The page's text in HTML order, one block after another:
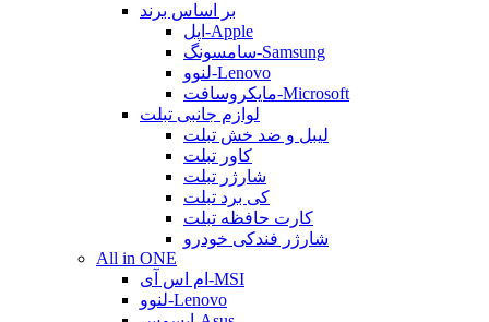
بر اساس برند
اپل-Apple
سامسونگ-Samsung
لنوو-Lenovo
مایکروسافت-Microsoft
لوازم جانبی تبلت
لیبل و ضد خش تبلت
کاور تبلت
شارژر تبلت
کی برد تبلت
کارت حافظه تبلت
شارژر فندکی خودرو
All in ONE
ام اس آی-MSI
لنوو-Lenovo